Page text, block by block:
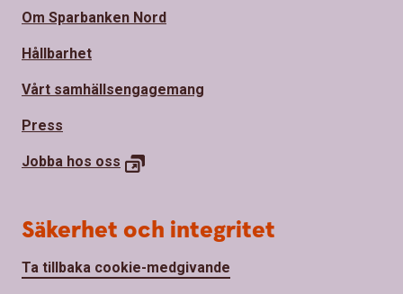
Om Sparbanken Nord
Hållbarhet
Vårt samhällsengagemang
Press
Jobba hos oss
Säkerhet och integritet
Ta tillbaka cookie-medgivande